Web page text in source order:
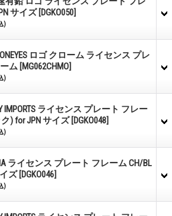
サイズ [DGKO050]
)
ロゴ クローム ライセンス プレ
ム [MG062CHMO]
)
IMPORTS ライセンス プレート フレー
) for JPN サイズ [DGKO048]
)
ライセンス プレート フレーム CH/BL
ズ [DGKO046]
)